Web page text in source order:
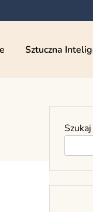
Sztuczna
Szukaj